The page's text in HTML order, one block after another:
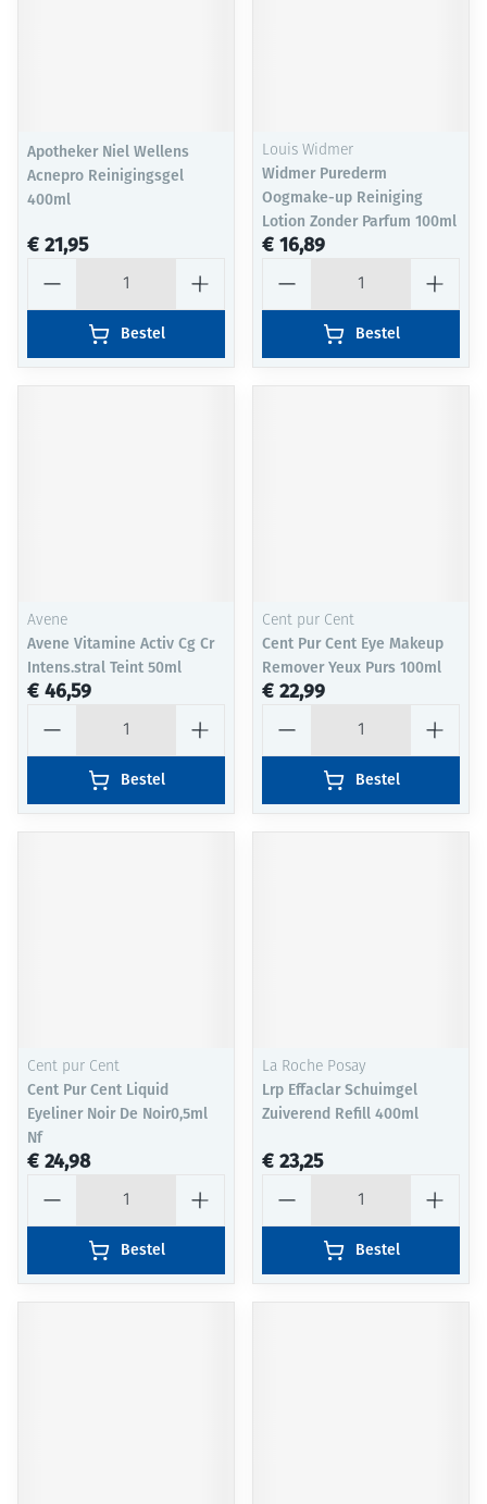
Apotheker Niel Wellens
Acnepro Reinigingsgel
400ml
€ 21,95
Bestel
Louis Widmer
Widmer Purederm
Oogmake-up Reiniging
Lotion Zonder Parfum 100ml
€ 16,89
Bestel
Avene
Avene Vitamine Activ Cg Cr
Intens.stral Teint 50ml
€ 46,59
Bestel
Cent pur Cent
Cent Pur Cent Eye Makeup
Remover Yeux Purs 100ml
€ 22,99
Bestel
Cent pur Cent
Cent Pur Cent Liquid
Eyeliner Noir De Noir0,5ml
Nf
€ 24,98
Bestel
La Roche Posay
Lrp Effaclar Schuimgel
Zuiverend Refill 400ml
€ 23,25
Bestel